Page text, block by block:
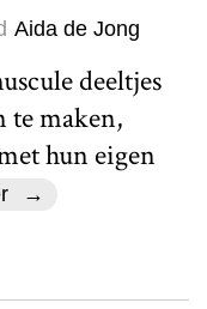
Aida de Jong
deeltjes
te maken,
hun eigen